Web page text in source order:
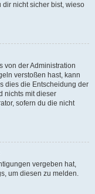
dir nicht sicher bist, wieso
von der Administration
verstoßen hast, kann
dies die Entscheidung der
nichts mit dieser
sofern du die nicht
vergeben hat,
um diesen zu melden.